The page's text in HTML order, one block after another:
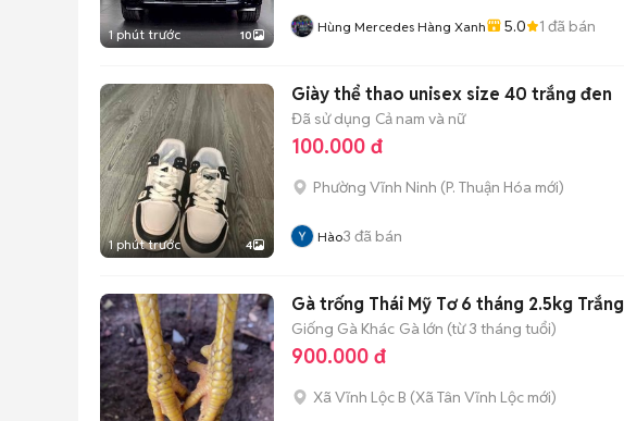
1 phút trước 10 Hùng Mercedes Hàng Xanh 5.0 1 đã bán
1 phút trước 4
Giày thể thao unisex size 40 trắng đen
Đã sử dụng Cả nam và nữ
100.000 đ
Phường Vĩnh Ninh (P. Thuận Hóa mới)
Hào3 đã bán
Gà trống Thái Mỹ Tơ 6 tháng 2.5kg Trắng
Giống Gà Khác Gà lớn (từ 3 tháng tuổi)
900.000 đ
Xã Vĩnh Lộc B (Xã Tân Vĩnh Lộc mới)